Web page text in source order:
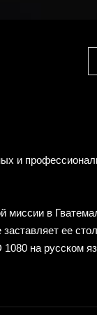
и
в
ее
на русском